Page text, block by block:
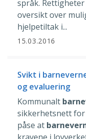
språk.
oversikt over
hjelpetiltak i...
15.03.2016
Svikt i
og evaluering
Kommunalt
sikkerhetsnett for
påse at